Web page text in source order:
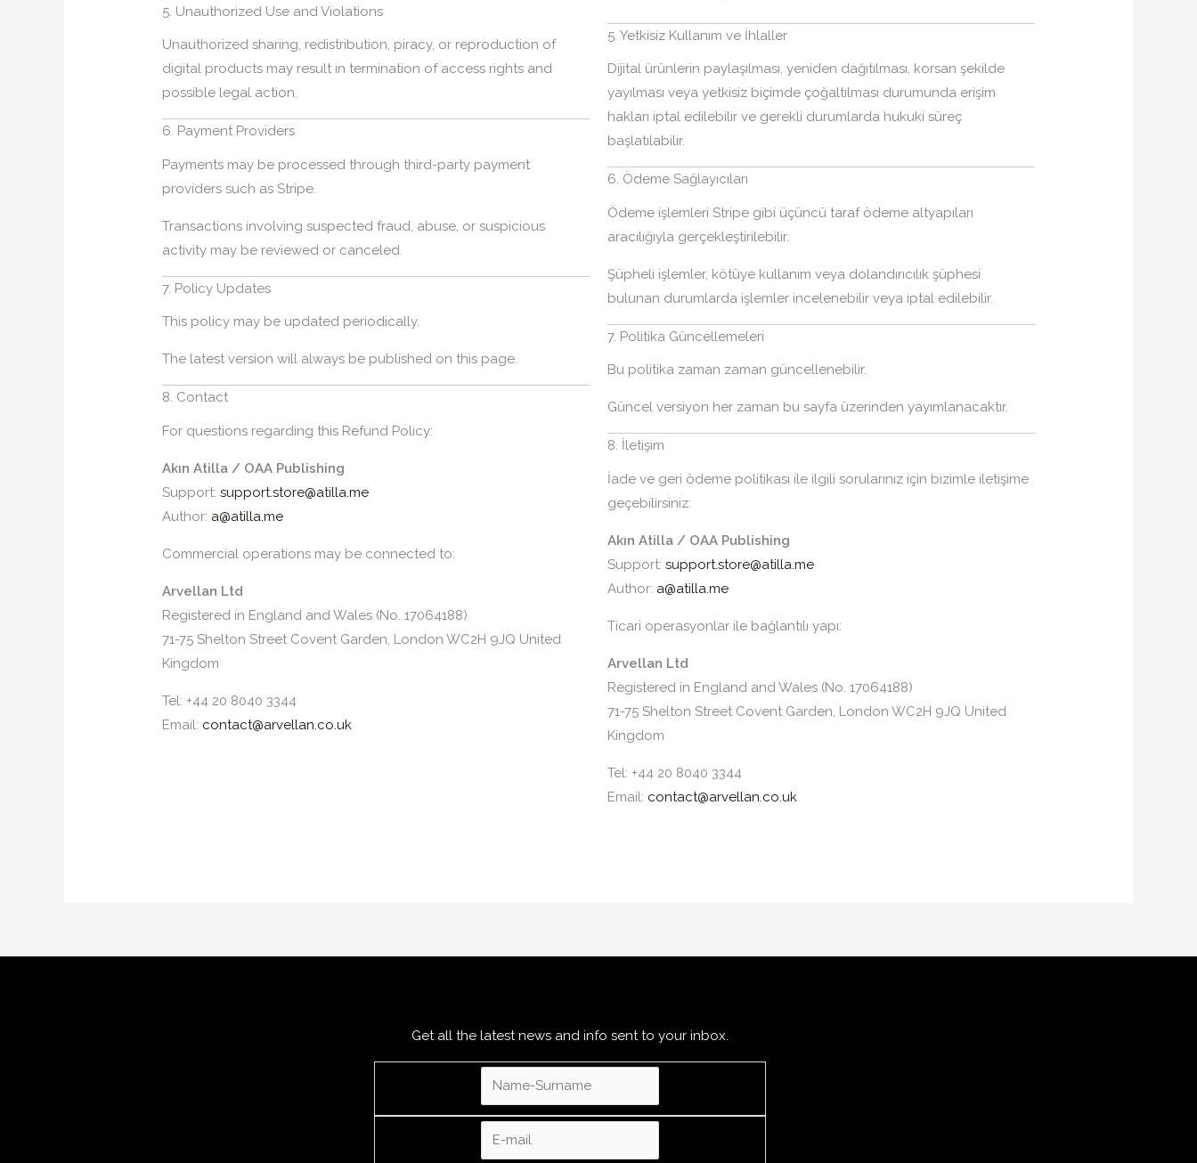
5. Unauthorized Use and Violations
Unauthorized sharing, redistribution, piracy, or reproduction of
digital products may result in termination of access rights and
possible legal action.
6. Payment Providers
Payments may be processed through third-party payment
providers such as Stripe.
Transactions involving suspected fraud, abuse, or suspicious
activity may be reviewed or canceled.
7. Policy Updates
This policy may be updated periodically.
The latest version will always be published on this page.
8. Contact
For questions regarding this Refund Policy:
Akın Atilla / OAA Publishing
Support:support.store@atilla.me
Author: a@atilla.me
Commercial operations may be connected to:
Arvellan Ltd
Registered in England and Wales (No. 17064188)
71-75 Shelton Street Covent Garden, London WC2H 9JQ United
Kingdom
Tel: +44 20 8040 3344
Email: contact@arvellan.co.uk
5. Yetkisiz Kullanım ve İhlaller
Dijital ürünlerin paylaşılması, yeniden dağıtılması, korsan şekilde
yayılması veya yetkisiz biçimde çoğaltılması durumunda erişim
hakları iptal edilebilir ve gerekli durumlarda hukuki süreç
başlatılabilir.
6. Ödeme Sağlayıcıları
Ödeme işlemleri Stripe gibi üçüncü taraf ödeme altyapıları
aracılığıyla gerçekleştirilebilir.
Şüpheli işlemler, kötüye kullanım veya dolandırıcılık şüphesi
bulunan durumlarda işlemler incelenebilir veya iptal edilebilir.
7. Politika Güncellemeleri
Bu politika zaman zaman güncellenebilir.
Güncel versiyon her zaman bu sayfa üzerinden yayımlanacaktır.
8. İletişim
İade ve geri ödeme politikası ile ilgili sorularınız için bizimle iletişime
geçebilirsiniz:
Akın Atilla / OAA Publishing
Support: support.store@atilla.me
Author: a@atilla.me
Ticari operasyonlar ile bağlantılı yapı:
Arvellan Ltd
Registered in England and Wales (No. 17064188)
71-75 Shelton Street Covent Garden, London WC2H 9JQ United
Kingdom
Tel: +44 20 8040 3344
Email: contact@arvellan.co.uk
Get all the latest news and info sent to your inbox.